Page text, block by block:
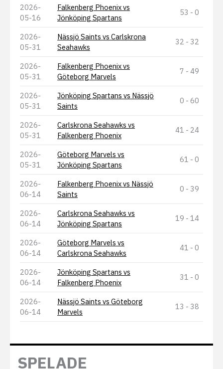
2026-
05-16
Falkenberg Phoenix vs
Jönköping Spartans
53 - 0
2026-
05-31
Nässjö Saints vs Carlskrona
Seahawks
32 - 32
2026-
05-31
Falkenberg Phoenix vs
Göteborg Marvels
7 - 49
2026-
05-31
Jönköping Spartans vs Nässjö
Saints
0 - 60
2026-
05-31
Carlskrona Seahawks vs
Falkenberg Phoenix
41 - 24
2026-
05-31
Göteborg Marvels vs
Jönköping Spartans
61 - 0
2026-
06-14
Falkenberg Phoenix vs Nässjö
Saints
0 - 39
2026-
06-14
Carlskrona Seahawks vs
Jönköping Spartans
19 - 14
2026-
06-14
Göteborg Marvels vs
Carlskrona Seahawks
41 - 0
2026-
06-14
Jönköping Spartans vs
Falkenberg Phoenix
31 - 0
2026-
06-14
Nässjö Saints vs Göteborg
Marvels
13 - 38
SPELADE